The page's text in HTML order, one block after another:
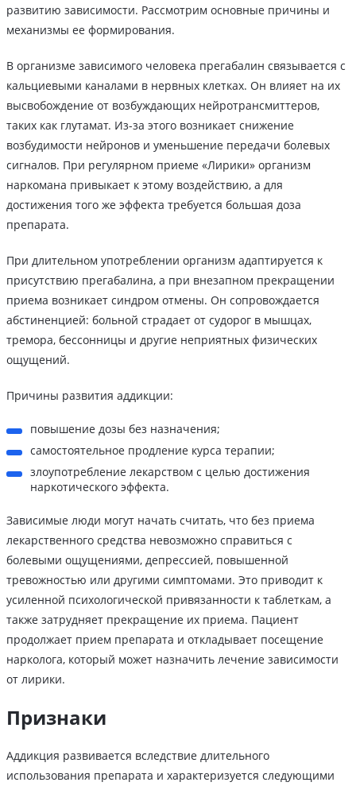
развитию зависимости. Рассмотрим основные причины и
механизмы ее формирования.
В организме зависимого человека прегабалин связывается с
кальциевыми каналами в нервных клетках. Он влияет на их
высвобождение от возбуждающих нейротрансмиттеров,
таких как глутамат. Из-за этого возникает снижение
возбудимости нейронов и уменьшение передачи болевых
сигналов. При регулярном приеме «Лирики» организм
наркомана привыкает к этому воздействию, а для
достижения того же эффекта требуется большая доза
препарата.
При длительном употреблении организм адаптируется к
присутствию прегабалина, а при внезапном прекращении
приема возникает синдром отмены. Он сопровождается
абстиненцией: больной страдает от судорог в мышцах,
тремора, бессонницы и другие неприятных физических
ощущений.
Причины развития аддикции:
повышение дозы без назначения;
самостоятельное продление курса терапии;
злоупотребление лекарством с целью достижения
наркотического эффекта.
Зависимые люди могут начать считать, что без приема
лекарственного средства невозможно справиться с
болевыми ощущениями, депрессией, повышенной
тревожностью или другими симптомами. Это приводит к
усиленной психологической привязанности к таблеткам, а
также затрудняет прекращение их приема. Пациент
продолжает прием препарата и откладывает посещение
нарколога, который может назначить лечение зависимости
от лирики.
Признаки
Аддикция развивается вследствие длительного
использования препарата и характеризуется следующими